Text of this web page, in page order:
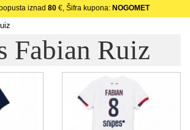
iznad 80 €, Šifra kupona: NOGOMET
Fabian Ruiz